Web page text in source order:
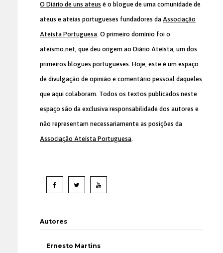
O Diário de uns ateus é o blogue de uma comunidade de
ateus e ateias portugueses fundadores da Associação
Ateísta Portuguesa. O primeiro domínio foi o
ateismo.net, que deu origem ao Diário Ateísta, um dos
primeiros blogues portugueses. Hoje, este é um espaço
de divulgação de opinião e comentário pessoal daqueles
que aqui colaboram. Todos os textos publicados neste
espaço são da exclusiva responsabilidade dos autores e
não representam necessariamente as posições da
Associação Ateísta Portuguesa.
Autores
Ernesto Martins